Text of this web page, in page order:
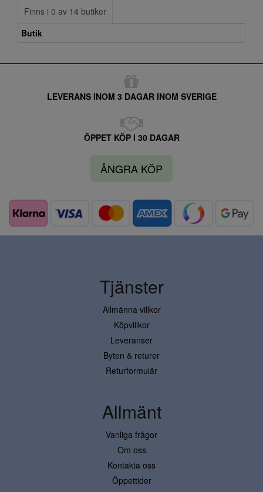
Finns i 0 av 14 butiker
Butik
LEVERANS INOM 3 DAGAR INOM SVERIGE
ÖPPET KÖP I 30 DAGAR
ÅNGRA KÖP
Tjänster
Allmänna villkor
Köpvillkor
Leveranser
Byten & returer
Returformulär
Allmänt
Vanliga frågor
Om oss
Kontakta oss
Öppettider